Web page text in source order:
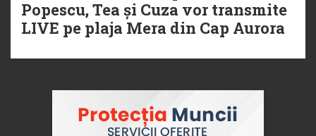
Popescu, Tea și Cuza vor transmite
LIVE pe plaja Mera din Cap Aurora